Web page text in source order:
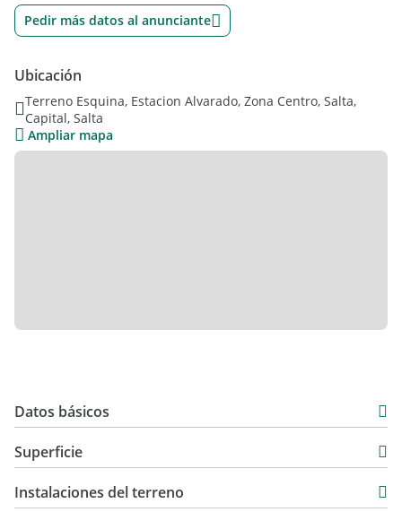
Este terreno es ideal para construir tu hogar o un proyecto
convierten en una inversión única.
2 terrenos juntos! Consultanos por esta propuesta
No dejes pasar esta oportunidad. Para más información y
Pedir más datos al anunciante
Ubicación
Terreno Esquina, Estacion Alvarado, Zona Centro, Salta,
Capital, Salta
Ampliar mapa
Datos básicos
Superficie
Instalaciones del terreno